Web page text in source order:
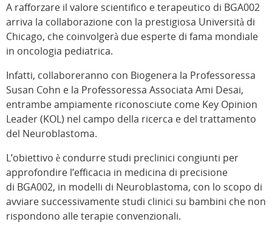
A rafforzare il valore scientifico e terapeutico di BGA002
arriva la collaborazione con la prestigiosa Università di
Chicago, che coinvolgerà due esperte di fama mondiale
in oncologia pediatrica.
Infatti, collaboreranno con Biogenera la Professoressa
Susan Cohn e la Professoressa Associata Ami Desai,
entrambe ampiamente riconosciute come Key Opinion
Leader (KOL) nel campo della ricerca e del trattamento
del Neuroblastoma.
L’obiettivo è condurre studi preclinici congiunti per
approfondire l’efficacia in medicina di precisione
di BGA002, in modelli di Neuroblastoma, con lo scopo di
avviare successivamente studi clinici su bambini che non
rispondono alle terapie convenzionali.